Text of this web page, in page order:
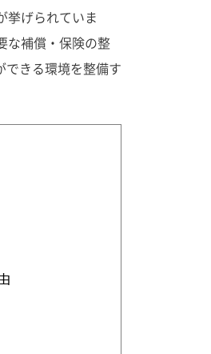
挙げられていま
な補償・保険の整
できる環境を整備す